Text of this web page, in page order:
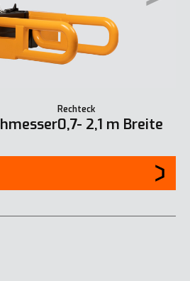
Rechteck
0,7- 2,1 m Breite